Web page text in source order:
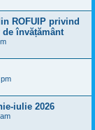
ROFUIP privind
învățământ
iulie 2026